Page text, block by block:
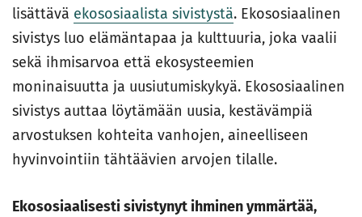
lisättävä ekososiaalista sivistystä. Ekososiaalinen
sivistys luo elämäntapaa ja kulttuuria, joka vaalii
sekä ihmisarvoa että ekosysteemien
moninaisuutta ja uusiutumiskykyä. Ekososiaalinen
sivistys auttaa löytämään uusia, kestävämpiä
arvostuksen kohteita vanhojen, aineelliseen
hyvinvointiin tähtäävien arvojen tilalle.
Ekososiaalisesti sivistynyt ihminen ymmärtää,